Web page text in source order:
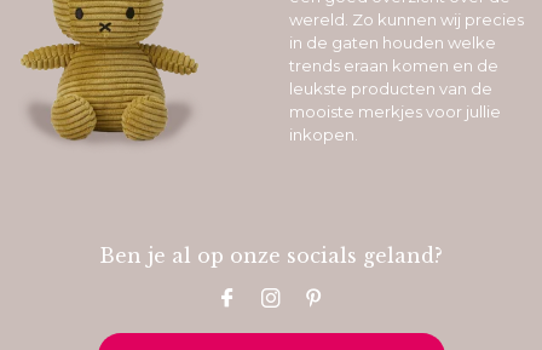
wereld. Zo kunnen wij precies
in de gaten houden welke
trends eraan komen en de
leukste producten van de
mooiste merkjes voor jullie
inkopen.
Ben je al op onze socials geland?